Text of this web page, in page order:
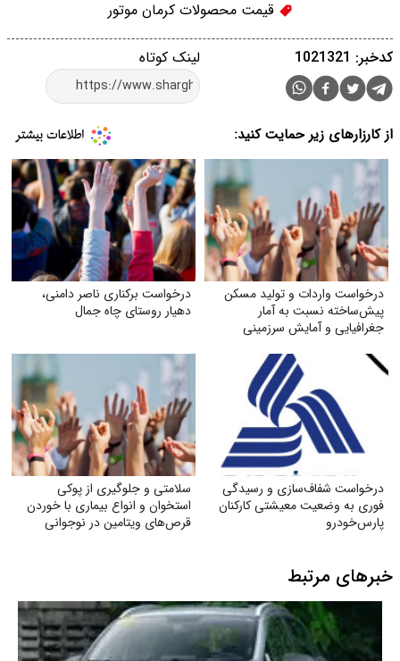
قیمت محصولات کرمان موتور
لینک کوتاه کدخبر: 1021321
از کارزارهای زیر حمایت کنید:
درخواست واردات و تولید مسکن
پیش‌ساخته نسبت به آمار
جغرافیایی و آمایش سرزمینی
درخواست برکناری ناصر دامنی،
دهیار روستای چاه جمال
درخواست شفاف‌سازی و رسیدگی
فوری به وضعیت معیشتی کارکنان
پارس‌خودرو
سلامتی و جلوگیری از پوکی
استخوان و انواع بیماری با خوردن
قرص‌های ویتامین در نوجوانی
خبرهای مرتبط